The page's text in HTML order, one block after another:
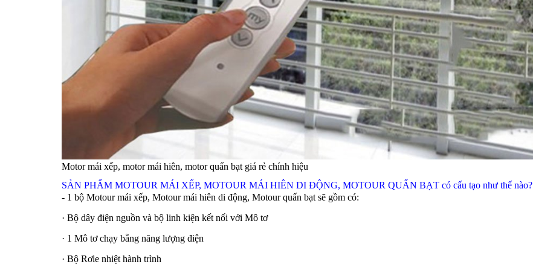
Motor mái xếp, motor mái hiên, motor quấn bạt giá rẻ chính hiệu
SẢN PHẨM MOTOUR MÁI XẾP, MOTOUR MÁI HIÊN DI ĐỘNG, MOTOUR QUẤN BẠT có cấu tạo như thế nào?
- 1 bộ Motour mái xếp, Motour mái hiên di động, Motour quấn bạt sẽ gồm có:
· Bộ dây điện nguồn và bộ linh kiện kết nối với Mô tơ
· 1 Mô tơ chạy bằng năng lượng điện
· Bộ Rơle nhiệt hành trình